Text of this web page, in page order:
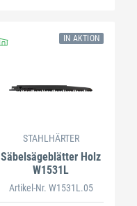
IN AKTION
STAHLHÄRTER
Säbelsägeblätter Holz
W1531L
Artikel-Nr. W1531L.05